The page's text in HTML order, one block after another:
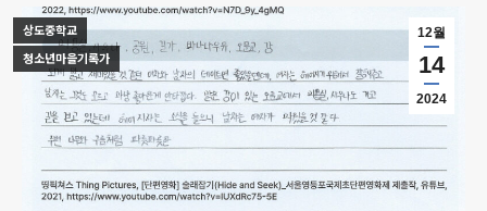
12월
14
2024
상도중학교
청소년마을기록가